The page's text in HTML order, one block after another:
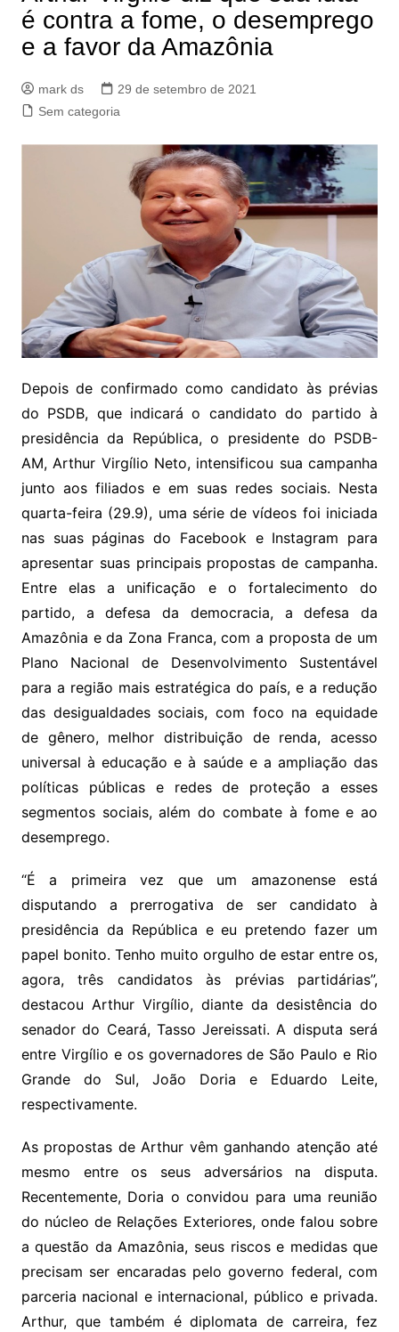
é contra a fome, o desemprego
e a favor da Amazônia
mark ds
29 de setembro de 2021
Sem categoria
Depois de confirmado como candidato às prévias
do PSDB, que indicará o candidato do partido à
presidência da República, o presidente do PSDB-
AM, Arthur Virgílio Neto, intensificou sua campanha
junto aos filiados e em suas redes sociais. Nesta
quarta-feira (29.9), uma série de vídeos foi iniciada
nas suas páginas do Facebook e Instagram para
apresentar suas principais propostas de campanha.
Entre elas a unificação e o fortalecimento do
partido, a defesa da democracia, a defesa da
Amazônia e da Zona Franca, com a proposta de um
Plano Nacional de Desenvolvimento Sustentável
para a região mais estratégica do país, e a redução
das desigualdades sociais, com foco na equidade
de gênero, melhor distribuição de renda, acesso
universal à educação e à saúde e a ampliação das
políticas públicas e redes de proteção a esses
segmentos sociais, além do combate à fome e ao
desemprego.
“É a primeira vez que um amazonense está
disputando a prerrogativa de ser candidato à
presidência da República e eu pretendo fazer um
papel bonito. Tenho muito orgulho de estar entre os,
agora, três candidatos às prévias partidárias”,
destacou Arthur Virgílio, diante da desistência do
senador do Ceará, Tasso Jereissati. A disputa será
entre Virgílio e os governadores de São Paulo e Rio
Grande do Sul, João Doria e Eduardo Leite,
respectivamente.
As propostas de Arthur vêm ganhando atenção até
mesmo entre os seus adversários na disputa.
Recentemente, Doria o convidou para uma reunião
do núcleo de Relações Exteriores, onde falou sobre
a questão da Amazônia, seus riscos e medidas que
precisam ser encaradas pelo governo federal, com
parceria nacional e internacional, público e privada.
Arthur, que também é diplomata de carreira, fez